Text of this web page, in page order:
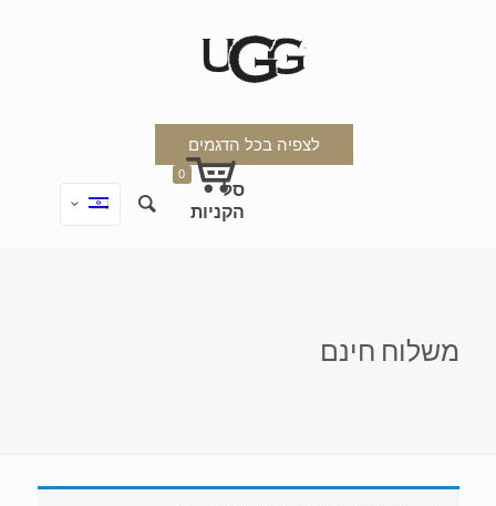
לצפיה בכל הדגמים
0
משלוח חינם